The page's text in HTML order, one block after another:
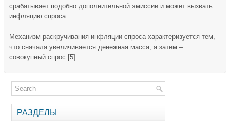
срабатывает подобно дополнительной эмиссии и может вызвать
инфляцию спроса.
Механизм раскручивания инфляции спроса характеризуется тем,
что сначала увеличивается денежная масса, а затем –
совокупный спрос.[5]
РАЗДЕЛЫ